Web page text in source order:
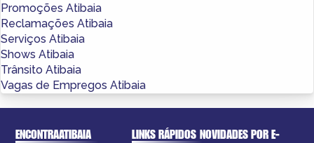
Promoções Atibaia
Reclamações Atibaia
Serviços Atibaia
Shows Atibaia
Trânsito Atibaia
Vagas de Empregos Atibaia
ENCONTRAATIBAIA LINKS RÁPIDOS NOVIDADES POR E-